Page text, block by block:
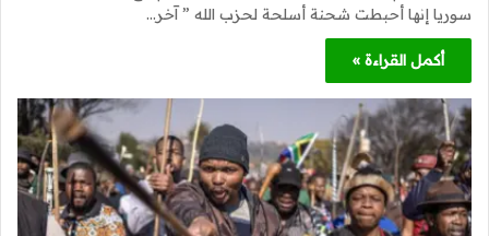
سوريا إنها أحبطت شحنة أسلحة لحزب الله ” آخر…
أكمل القراءة »